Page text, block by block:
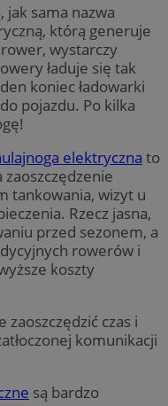
jak sama nazwa
którą generuje
wystarczy
ładuje się tak
koniec ładowarki
pojazdu. Po kilka
elektryczna to
tankowania, wizyt u
Rzecz jasna,
przed sezonem, a
rowerów i
koszty
czas i
komunikacji
są bardzo